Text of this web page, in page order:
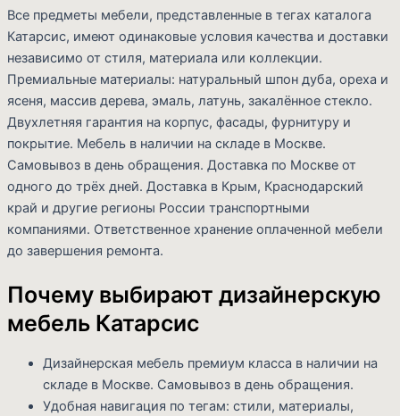
Все предметы мебели, представленные в тегах каталога
Катарсис, имеют одинаковые условия качества и доставки
независимо от стиля, материала или коллекции.
Премиальные материалы: натуральный шпон дуба, ореха и
ясеня, массив дерева, эмаль, латунь, закалённое стекло.
Двухлетняя гарантия на корпус, фасады, фурнитуру и
покрытие. Мебель в наличии на складе в Москве.
Самовывоз в день обращения. Доставка по Москве от
одного до трёх дней. Доставка в Крым, Краснодарский
край и другие регионы России транспортными
компаниями. Ответственное хранение оплаченной мебели
до завершения ремонта.
Почему выбирают дизайнерскую
мебель Катарсис
Дизайнерская мебель премиум класса в наличии на
складе в Москве. Самовывоз в день обращения.
Удобная навигация по тегам: стили, материалы,